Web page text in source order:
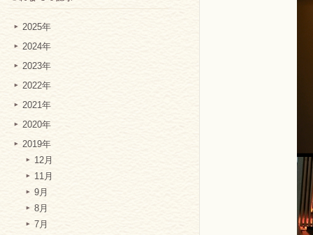
2025年
2024年
2023年
2022年
2021年
2020年
2019年
12月
11月
9月
8月
7月